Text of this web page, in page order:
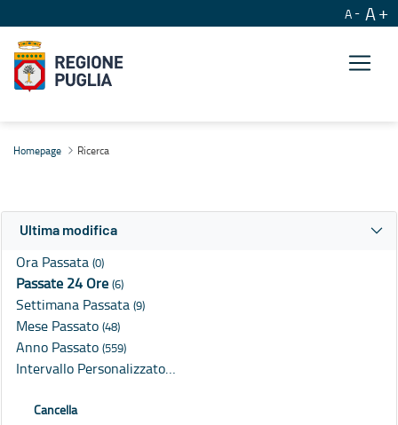
A A
Homepage Ricerca
Ultima modifica
Ora Passata (0)
Passate 24 Ore (6)
Settimana Passata (9)
Mese Passato (48)
Anno Passato (559)
Intervallo Personalizzato…
Cancella